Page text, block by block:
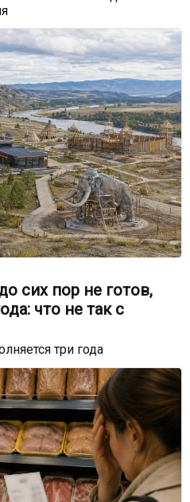
сих пор не готов,
что не так с
три года